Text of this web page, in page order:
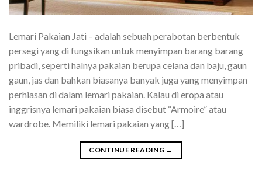
Lemari Pakaian Jati – adalah sebuah perabotan berbentuk
persegi yang di fungsikan untuk menyimpan barang barang
pribadi, seperti halnya pakaian berupa celana dan baju, gaun
gaun, jas dan bahkan biasanya banyak juga yang menyimpan
perhiasan di dalam lemari pakaian. Kalau di eropa atau
inggrisnya lemari pakaian biasa disebut “Armoire” atau
wardrobe. Memiliki lemari pakaian yang […]
CONTINUE READING →